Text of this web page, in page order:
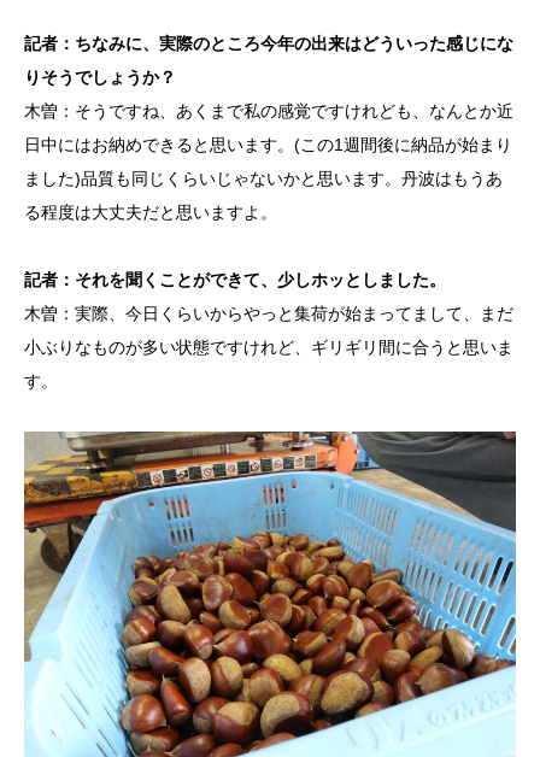
記者：ちなみに、実際のところ今年の出来はどういった感じにな
りそうでしょうか？
木曽：そうですね、あくまで私の感覚ですけれども、なんとか近
日中にはお納めできると思います。(この1週間後に納品が始まり
ました)品質も同じくらいじゃないかと思います。丹波はもうあ
る程度は大丈夫だと思いますよ。
記者：それを聞くことができて、少しホッとしました。
木曽：実際、今日くらいからやっと集荷が始まってまして、まだ
小ぶりなものが多い状態ですけれど、ギリギリ間に合うと思いま
す。